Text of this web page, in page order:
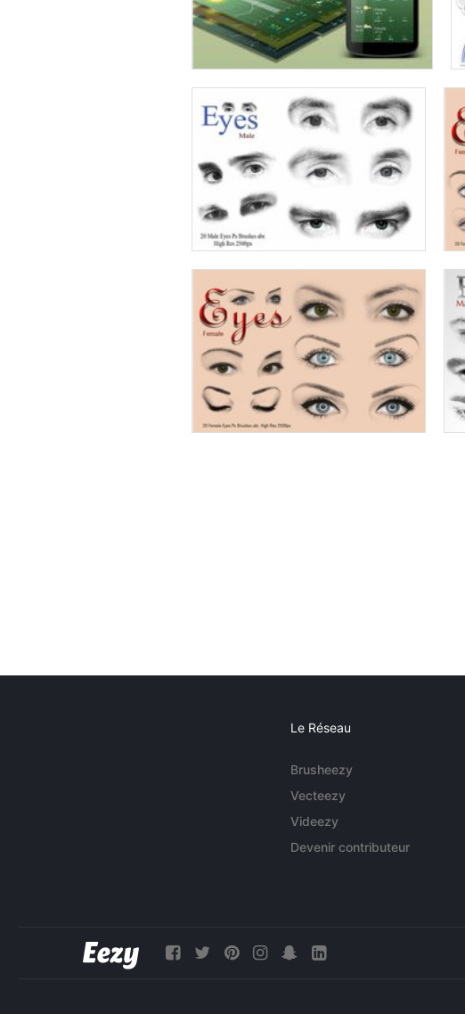
Le Réseau
Brusheezy
Vecteezy
Videezy
Devenir contributeur